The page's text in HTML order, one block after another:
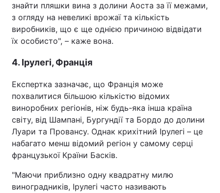
знайти пляшки вина з долини Аоста за її межами,
з огляду на невеликі врожаї та кількість
виробників, що є ще однією причиною відвідати
їх особисто", – каже вона.
4. Ірулегі, Франція
Експертка зазначає, що Франція може
похвалитися більшою кількістю відомих
виноробних регіонів, ніж будь-яка інша країна
світу, від Шампані, Бургундії та Бордо до долини
Луари та Провансу. Однак крихітний Ірулегі – це
набагато менш відомий регіон у самому серці
французької Країни Басків.
"Маючи приблизно одну квадратну милю
виноградників, Ірулегі часто називають